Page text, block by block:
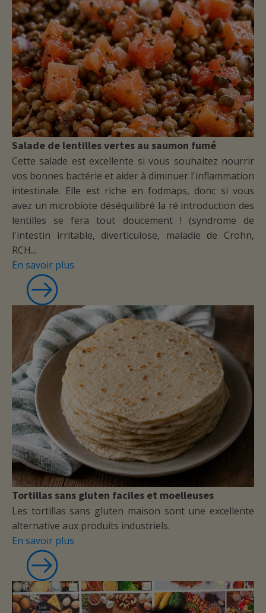
de la volonté. Et accepter de se faire
accompagner par quelqu'un de
compétent.
J'espère que ce témoignage vous
encouragera et vous sera utile.
En attendant je remercie Souad pour
son accompagnement et sa
bienveillance
Madame Sartori que j'ai l'occasion de
rencontrer est une femme très
accessible, simple et surtout très
professionnelle. Mon ami l'ayant
a été très agréablement surpris par le
sérieux avec lequel elle s'est occupé
de son problème allant jusqu'à solliciter
le médecin néphrologue qui le suit. Elle
l'a reçu hors rendez-vous et
Salade de lentilles vertes au saumon fumé
Cette salade est excellente si vous souhaitez nourrir
vos bonnes bactérie et aider à diminuer l'inflammation
intestinale. Elle est riche en fodmaps, donc si vous
avez un microbiote déséquilibré la ré introduction des
lentilles se fera tout doucement ! (syndrome de
l'intestin irritable, diverticulose, maladie de Crohn,
RCH...
En savoir plus
Tortillas sans gluten faciles et moelleuses
Les tortillas sans gluten maison sont une excellente
alternative aux produits industriels.
En savoir plus